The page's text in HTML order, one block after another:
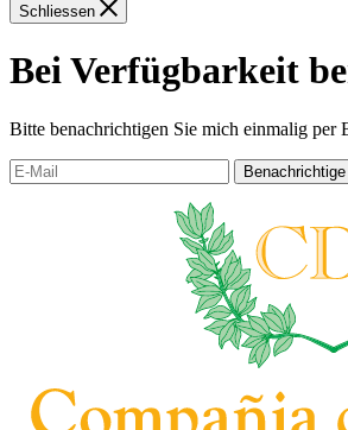
Schliessen
Bei Verfügbarkeit
Bitte benachrichtigen Sie mich einmalig per